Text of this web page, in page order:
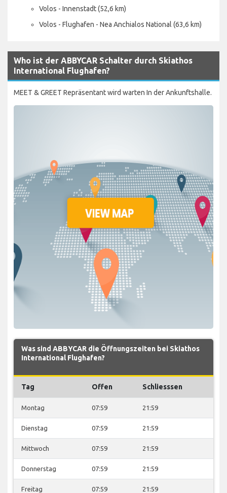
Volos - Innenstadt (52,6 km)
Volos - Flughafen - Nea Anchialos National (63,6 km)
Who ist der ABBYCAR Schalter durch Skiathos
International Flughafen?
MEET & GREET Repräsentant wird warten In der Ankunftshalle.
Was sind ABBYCAR die Öffnungszeiten bei Skiathos
International Flughafen?
Tag Offen Schliesssen
Montag 07:59 21:59
Dienstag 07:59 21:59
Mittwoch 07:59 21:59
Donnerstag 07:59 21:59
Freitag 07:59 21:59